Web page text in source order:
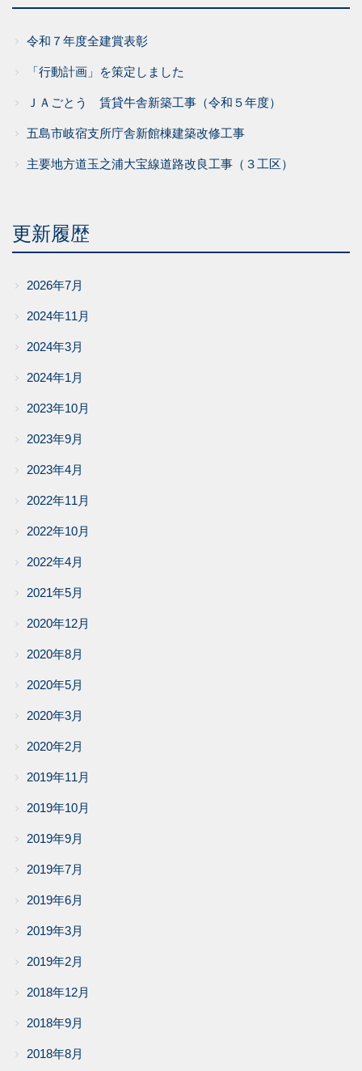
令和７年度全建賞表彰
「行動計画」を策定しました
ＪＡごとう 賃貸牛舎新築工事（令和５年度）
五島市岐宿支所庁舎新館棟建築改修工事
主要地方道玉之浦大宝線道路改良工事（３工区）
更新履歴
2026年7月
2024年11月
2024年3月
2024年1月
2023年10月
2023年9月
2023年4月
2022年11月
2022年10月
2022年4月
2021年5月
2020年12月
2020年8月
2020年5月
2020年3月
2020年2月
2019年11月
2019年10月
2019年9月
2019年7月
2019年6月
2019年3月
2019年2月
2018年12月
2018年9月
2018年8月